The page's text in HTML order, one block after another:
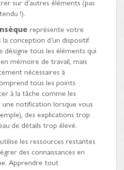
!).
représente votre
conception d’un dispositif.
désigne tous les éléments qui
mémoire de travail, mais
nécessaires à
tous les points
à la tâche comme les
notification lorsque vous
des explications trop
de détails trop élevé.
utilise les ressources restantes
des connaissances en
Apprendre tout